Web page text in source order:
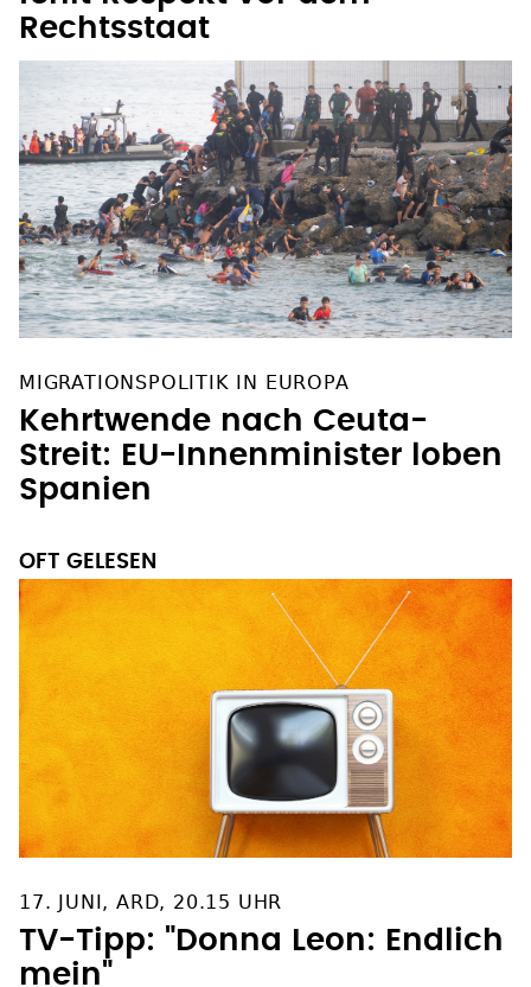
fehlt Respekt vor dem
MIGRATIONSPOLITIK IN EUROPA
Kehrtwende nach Ceuta-
Streit: EU-Innenminister loben
Spanien
OFT GELESEN
17. JUNI, ARD, 20.15 UHR
TV-Tipp: "Donna Leon: Endlich